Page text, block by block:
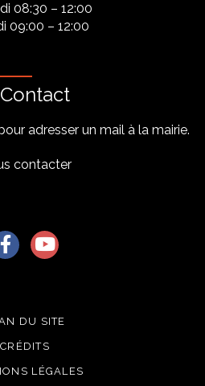
08:30 – 12:00
09:00 – 12:00
Contact
adresser un mail à la mairie.
contacter
Lien vers le compte Facebook
Lien vers la chaîne
DU SITE
CRÉDITS
LÉGALES